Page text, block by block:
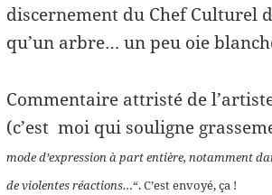
discernement du Chef Culturel
qu’un arbre… un peu oie
Commentaire attristé de
(c’est moi qui souligne
mode d’expression à part entière, notamment
de violentes réactions…“. C’est envoyé, ça !